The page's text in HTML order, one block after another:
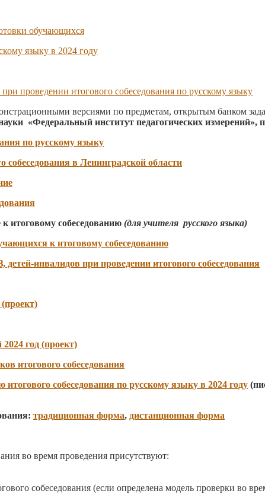
обучающихся
языку в 2024 году
проведении итогового собеседования по русскому языку
версиями по предметам, открытым банком
«Федеральный институт педагогических измерений»,
по русскому языку
собеседования в Ленинградской области
итоговому собеседованию (для учителя русского языка)
к итоговому собеседованию
инвалидов при проведении итогового собеседования
год (проект)
итогового собеседования
собеседования по русскому языку в 2024 году
традиционная форма, дистанционная форма
во время проведения присутствуют:
собеседования (если определена модель проверки во